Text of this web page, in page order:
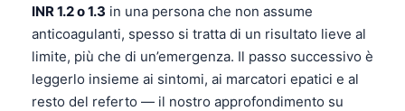
INR 1.2 o 1.3 in una persona che non assume
anticoagulanti, spesso si tratta di un risultato lieve al
limite, più che di un’emergenza. Il passo successivo è
leggerlo insieme ai sintomi, ai marcatori epatici e al
resto del referto — il nostro approfondimento su